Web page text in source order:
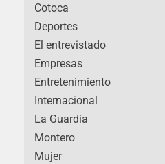
Cotoca
Deportes
El entrevistado
Empresas
Entretenimiento
Internacional
La Guardia
Montero
Mujer